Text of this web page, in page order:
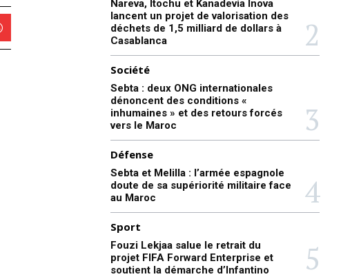
Nareva, Itochu et Kanadevia Inova
lancent un projet de valorisation des
déchets de 1,5 milliard de dollars à
Casablanca
Société
Sebta : deux ONG internationales
dénoncent des conditions «
inhumaines » et des retours forcés
vers le Maroc
Défense
Sebta et Melilla : l’armée espagnole
doute de sa supériorité militaire face
au Maroc
Sport
Fouzi Lekjaa salue le retrait du
projet FIFA Forward Enterprise et
soutient la démarche d’Infantino